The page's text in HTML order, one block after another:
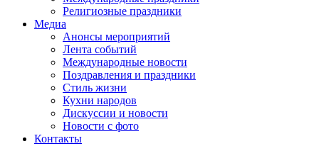
Религиозные праздники
Медиа
Анонсы мероприятий
Лента событий
Международные новости
Поздравления и праздники
Cтиль жизни
Кухни народов
Дискуссии и новости
Новости с фото
Контакты